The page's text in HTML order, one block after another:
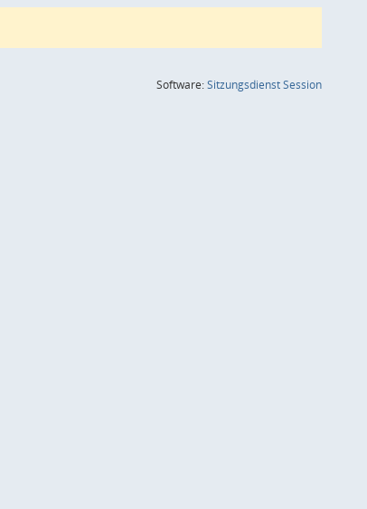
Software:SitzungsdienstSession(Wird in